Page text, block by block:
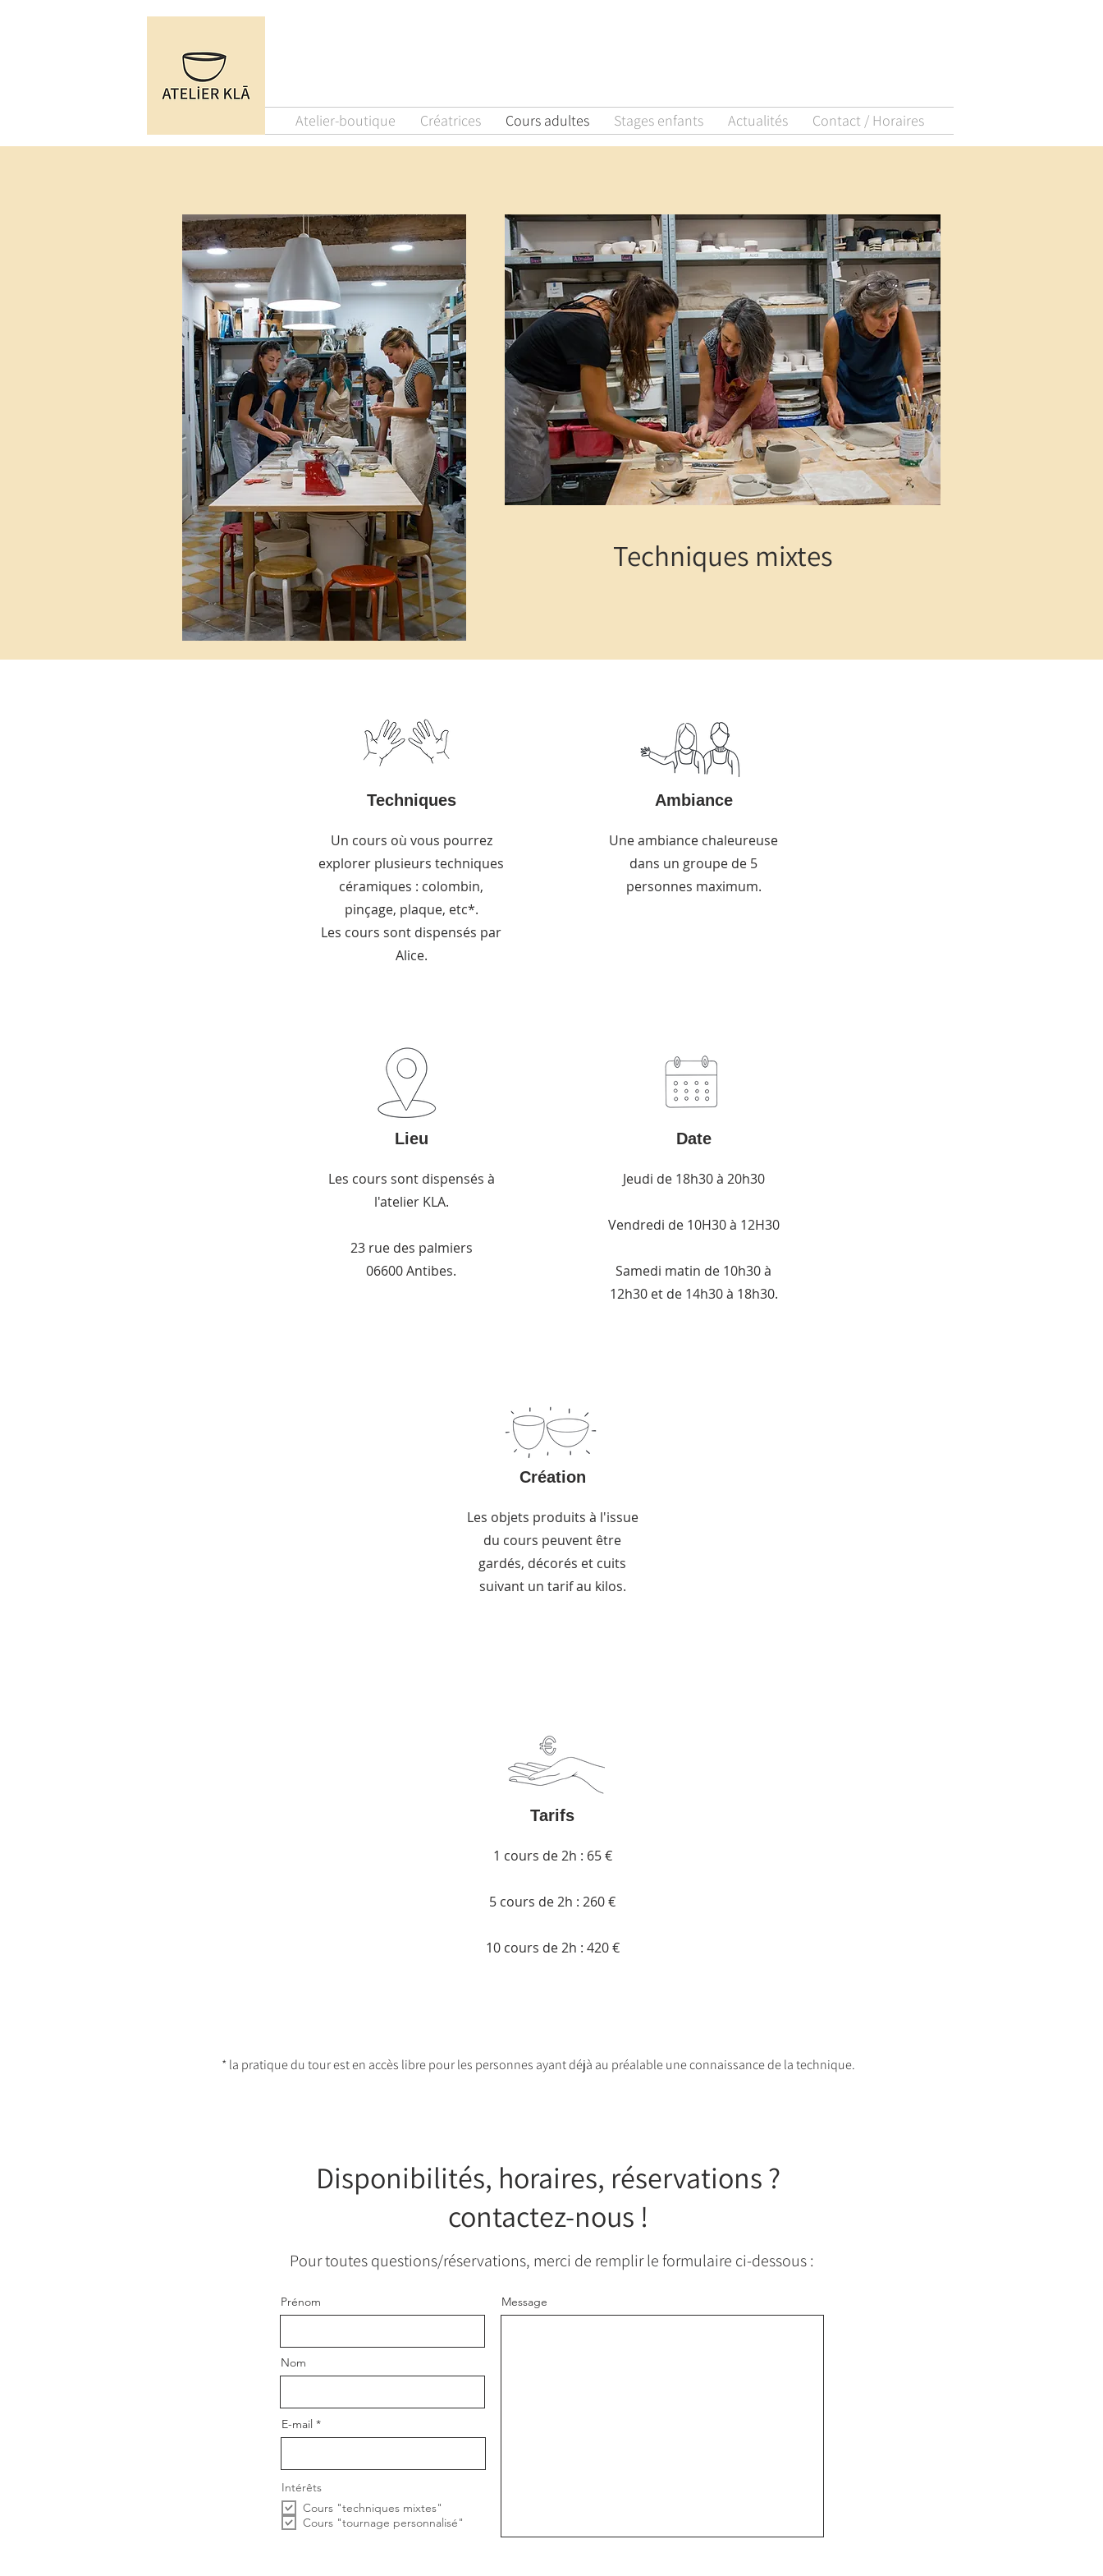
Atelier-boutique Créatrices Cours adultes Stages enfants Actualités Contact / Horaires
Techniques mixtes
Techniques
Un cours où vous pourrez
explorer plusieurs techniques
céramiques : colombin,
pinçage, plaque, etc*.
Les cours sont dispensés par
Alice.
Lieu
Les cours sont dispensés à
l'atelier KLA.
23 rue des palmiers
06600 Antibes.
Ambiance
Une ambiance chaleureuse
dans un groupe de 5
personnes maximum.
Date
Jeudi de 18h30 à 20h30
Vendredi de 10H30 à 12H30
Samedi matin de 10h30 à
12h30 et de 14h30 à 18h30.
Création
Les objets produits à l'issue
du cours peuvent être
gardés, décorés et cuits
suivant un tarif au kilos.
Tarifs
1 cours de 2h : 65 €
5 cours de 2h : 260 €
10 cours de 2h : 420 €
* la pratique du tour est en accès libre pour les personnes ayant déjà au préalable une connaissance de la technique.
Disponibilités, horaires, réservations ?
contactez-nous !
Pour toutes questions/réservations, merci de remplir le formulaire ci-dessous :
Prénom
Nom
E-mail
Intérêts
Cours "techniques mixtes"
Cours "tournage personnalisé"
Message